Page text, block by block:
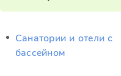
Санатории и отели с
бассейном